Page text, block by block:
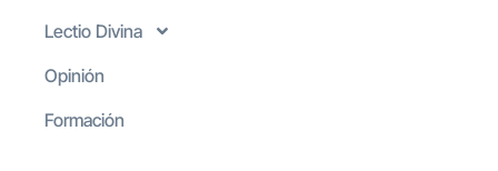
Lectio Divina
Opinión
Formación